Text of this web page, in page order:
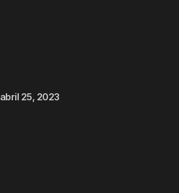
abril 25, 2023